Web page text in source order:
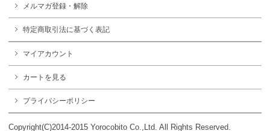
メルマガ登録・解除
特定商取引法に基づく表記
マイアカウント
カートを見る
プライバシーポリシー
Copyright(C)2014-2015 Yorocobito Co.,Ltd. All Rights Reserved.